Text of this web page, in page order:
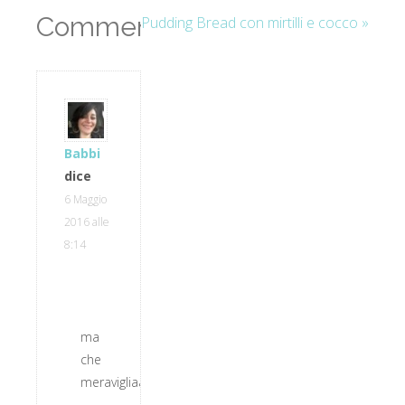
Pudding Bread con mirtilli e cocco »
Commenti
Babbi
dice
6 Maggio
2016 alle
8:14
ma
che
meravigliaaaaaaaaaaaaaaaa